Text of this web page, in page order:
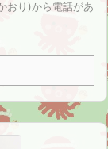
おり)から電話があ